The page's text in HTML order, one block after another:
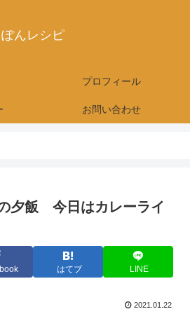
ぽんレシピ
プロフィール
お問い合わせ
夕飯 今日はカレーライ
はてブ LINE
2021.01.22